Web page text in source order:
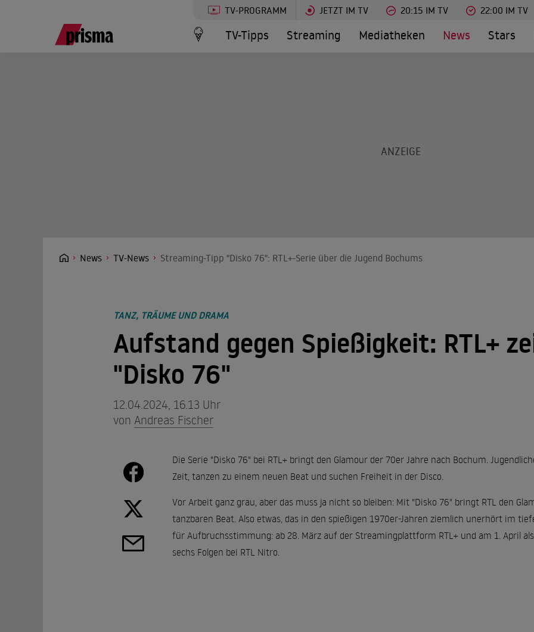
TV-PROGRAMM JETZT IM TV 20:15 IM TV 22:00 IM TV
TV-Tipps Streaming Mediatheken News Stars
News TV-News Streaming-Tipp "Disko 76": RTL+-Serie über die Jugend Bochums
TANZ, TRÄUME UND DRAMA
Aufstand gegen Spießigkeit: RTL+
"Disko 76"
12.04.2024, 16.13 Uhr
von Andreas Fischer
Die Serie "Disko 76" bei RTL+ bringt den Glamour der 70er Jahre nach Bochum.
Zeit, tanzen zu einem neuen Beat und suchen Freiheit in der Disco.
Vor Arbeit ganz grau, aber das muss ja nicht so bleiben: Mit "Disko 76" bringt RTL den
tanzbaren Beat. Also etwas, das in den spießigen 1970er-Jahren ziemlich unerhört im
für Aufbruchsstimmung: ab 28. März auf der Streamingplattform RTL+ und am 1. April
sechs Folgen bei RTL Nitro.